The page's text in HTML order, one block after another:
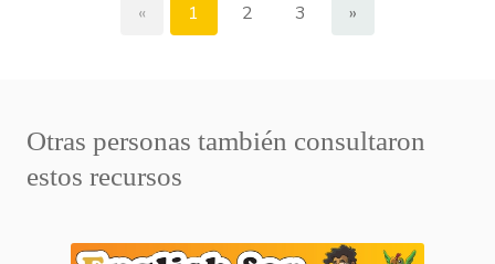
« 1 2 3 »
Otras personas también consultaron
estos recursos